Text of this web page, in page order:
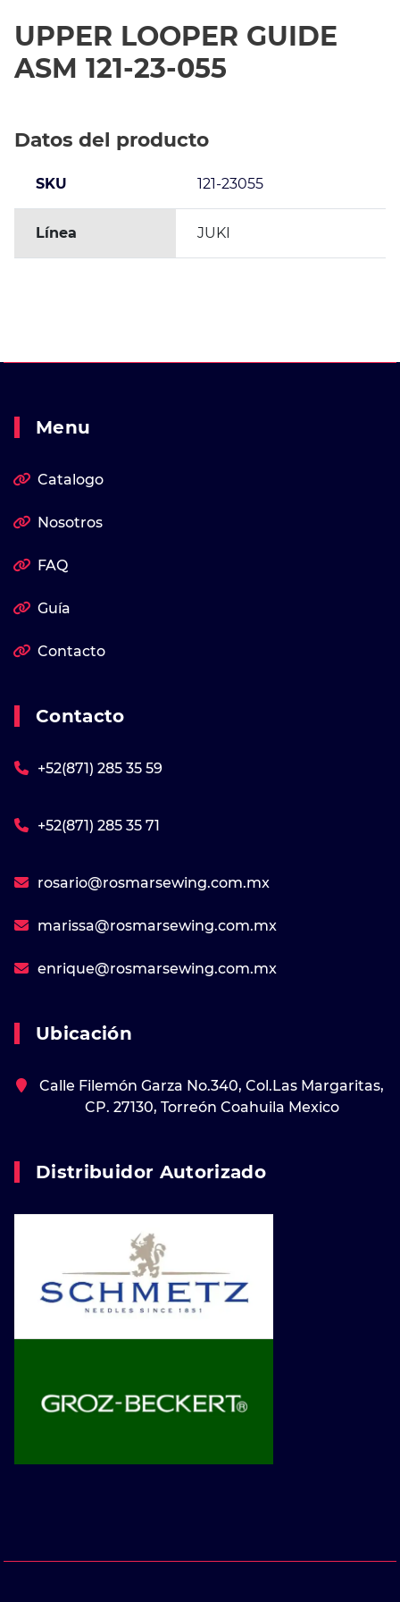
UPPER LOOPER GUIDE
ASM 121-23-055
Datos del producto
SKU 121-23055
Línea JUKI
Menu
Catalogo
Nosotros
FAQ
Guía
Contacto
Contacto
+52(871) 285 35 59
+52(871) 285 35 71
rosario@rosmarsewing.com.mx
marissa@rosmarsewing.com.mx
enrique@rosmarsewing.com.mx
Ubicación
Calle Filemón Garza No.340, Col.Las Margaritas,
CP. 27130, Torreón Coahuila Mexico
Distribuidor Autorizado